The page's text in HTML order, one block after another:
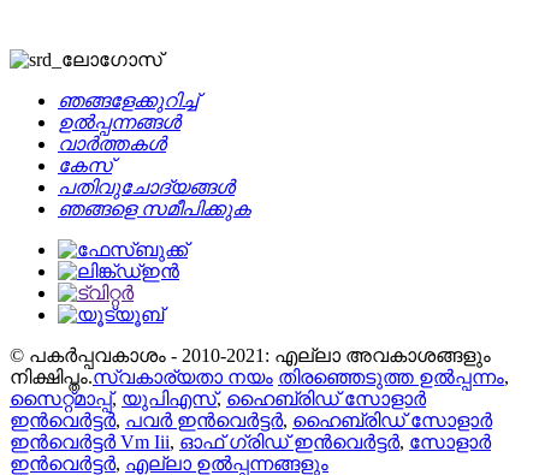
ഞങ്ങളേക്കുറിച്ച്
ഉൽപ്പന്നങ്ങൾ
വാർത്തകൾ
കേസ്
പതിവുചോദ്യങ്ങൾ
ഞങ്ങളെ സമീപിക്കുക
© പകർപ്പവകാശം - 2010-2021: എല്ലാ അവകാശങ്ങളും
നിക്ഷിപ്തം.സ്വകാര്യതാ നയം തിരഞ്ഞെടുത്ത ഉൽപ്പന്നം,
സൈറ്റ്മാപ്പ്, യുപിഎസ്, ഹൈബ്രിഡ് സോളാർ
ഇൻവെർട്ടർ, പവർ ഇൻവെർട്ടർ, ഹൈബ്രിഡ് സോളാർ
ഇൻവെർട്ടർ Vm Iii, ഓഫ് ഗ്രിഡ് ഇൻവെർട്ടർ, സോളാർ
ഇൻവെർട്ടർ, എല്ലാ ഉൽപ്പന്നങ്ങളും